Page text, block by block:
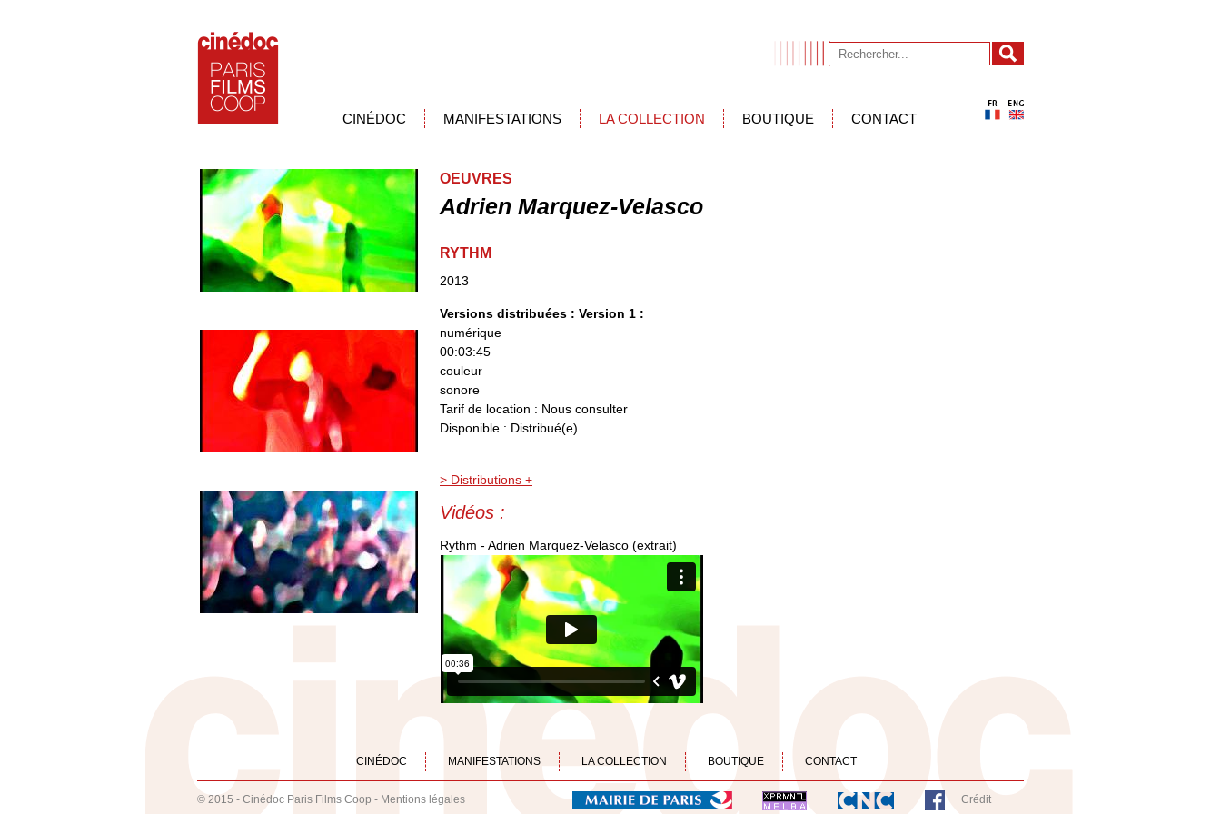
CINÉDOC MANIFESTATIONS LA COLLECTION BOUTIQUE CONTACT
OEUVRES
Adrien Marquez-Velasco
RYTHM
2013
Versions distribuées : Version 1 :
numérique
00:03:45
couleur
sonore
Tarif de location : Nous consulter
Disponible : Distribué(e)
> Distributions +
Vidéos :
Rythm - Adrien Marquez-Velasco (extrait)
CINÉDOC MANIFESTATIONS LA COLLECTION BOUTIQUE CONTACT
© 2015 - Cinédoc Paris Films Coop - Mentions légales Crédit